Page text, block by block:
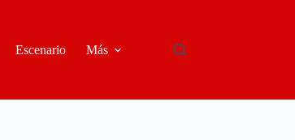
Escenario Más